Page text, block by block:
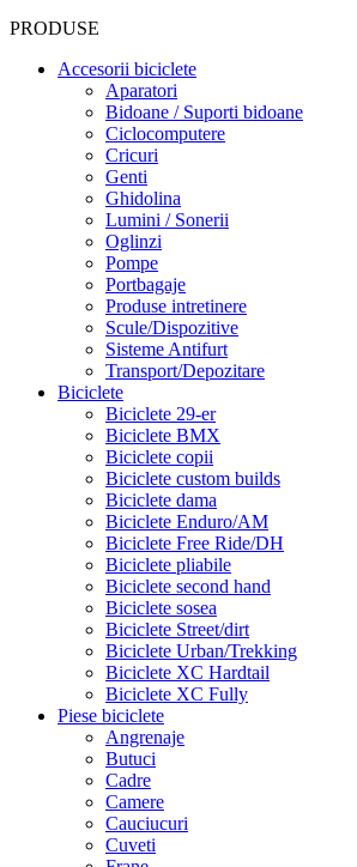
PRODUSE
Accesorii biciclete
Aparatori
Bidoane / Suporti bidoane
Ciclocomputere
Cricuri
Genti
Ghidolina
Lumini / Sonerii
Oglinzi
Pompe
Portbagaje
Produse intretinere
Scule/Dispozitive
Sisteme Antifurt
Transport/Depozitare
Biciclete
Biciclete 29-er
Biciclete BMX
Biciclete copii
Biciclete custom builds
Biciclete dama
Biciclete Enduro/AM
Biciclete Free Ride/DH
Biciclete pliabile
Biciclete second hand
Biciclete sosea
Biciclete Street/dirt
Biciclete Urban/Trekking
Biciclete XC Hardtail
Biciclete XC Fully
Piese biciclete
Angrenaje
Butuci
Cadre
Camere
Cauciucuri
Cuveti